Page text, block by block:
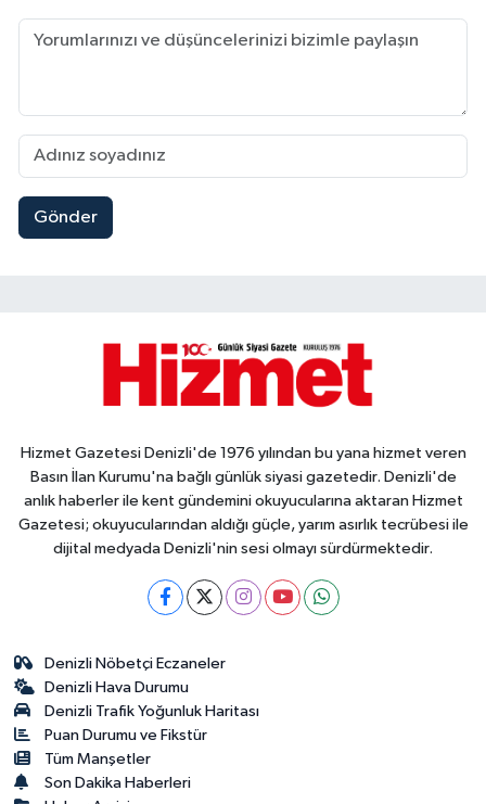
Gönder
Hizmet Gazetesi Denizli'de 1976 yılından bu yana hizmet veren
Basın İlan Kurumu'na bağlı günlük siyasi gazetedir. Denizli'de
anlık haberler ile kent gündemini okuyucularına aktaran Hizmet
Gazetesi; okuyucularından aldığı güçle, yarım asırlık tecrübesi ile
dijital medyada Denizli'nin sesi olmayı sürdürmektedir.
Denizli Nöbetçi Eczaneler
Denizli Hava Durumu
Denizli Trafik Yoğunluk Haritası
Puan Durumu ve Fikstür
Tüm Manşetler
Son Dakika Haberleri